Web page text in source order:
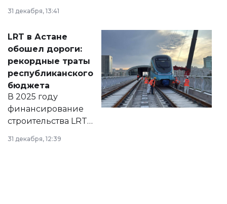
города на 2026–
2028 годы.
документ
появился в базе
нормативных
правовых актов и
на сайте маслихат
города.
31 декабря, 13:41
LRT в Астане
обошел дороги:
рекордные траты
республиканского
бюджета
В 2025 году
финансирование
строительства LRT
в Астане из
республиканского
31 декабря, 12:39